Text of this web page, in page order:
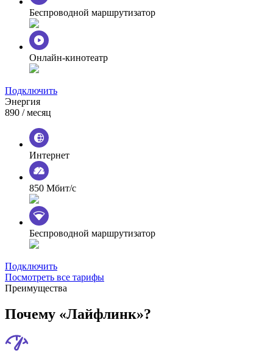
Беспроводной маршрутизатор
Онлайн-кинотеатр
Подключить
Энергия
890 / месяц
Интернет
850 Мбит/с
Беспроводной маршрутизатор
Подключить
Посмотреть все тарифы
Преимущества
Почему «Лайфлинк»?